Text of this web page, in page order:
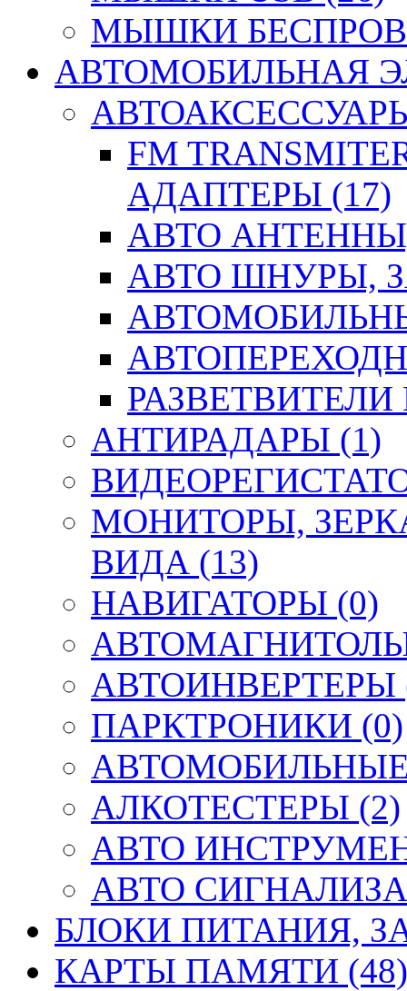
МЫШКИ
АВТОМОБИЛЬНАЯ
FM
АДАПТЕРЫ (17)
АВТО
АВТО ШНУРЫ,
РАЗВЕТВИТЕЛИ
АНТИРАДАРЫ (1)
МОНИТОРЫ,
ВИДА (13)
НАВИГАТОРЫ (0)
АВТОИНВЕРТЕРЫ
ПАРКТРОНИКИ (0)
АЛКОТЕСТЕРЫ (2)
АВТО
АВТО
БЛОКИ ПИТАНИЯ,
КАРТЫ ПАМЯТИ (48)